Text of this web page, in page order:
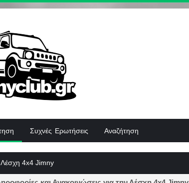
Συχνές Ερωτήσεις Αναζήτηση
Λέσχη 4x4 Jimny